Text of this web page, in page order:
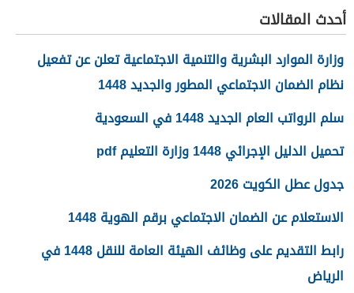
أحدث المقالات
وزارة الموارد البشرية والتنمية الاجتماعية تعلن عن تفعيل
نظام الضمان الاجتماعي المطور والجديد 1448
سلم الرواتب العام الجديد 1448 في السعودية
تحميل الدليل الإجرائي 1448 وزارة التعليم pdf
جدول عطل الكويت 2026
الاستعلام عن الضمان الاجتماعي برقم الهوية 1448
رابط التقديم على وظائف الهيئة العامة للنقل 1448 في
الرياض